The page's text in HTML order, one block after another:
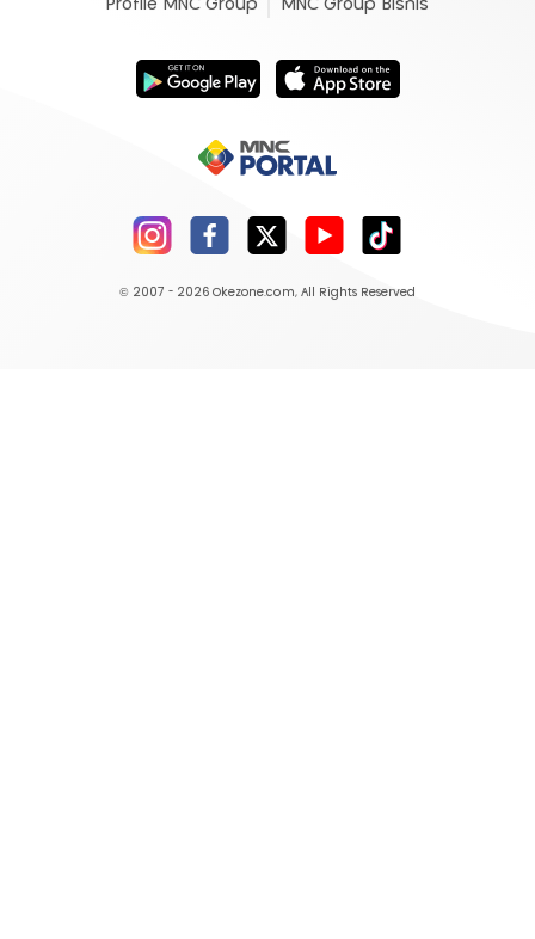
Profile MNC Group MNC Group Bisnis
© 2007 - 2026 Okezone.com, All Rights Reserved